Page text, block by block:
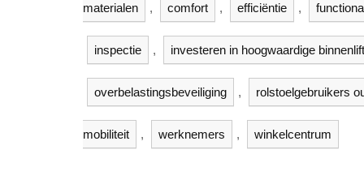
materialen , comfort , efficiëntie ,
inspectie , investeren in hoogwaardige
overbelastingsbeveiliging , rolstoelgebruikers
mobiliteit , werknemers , winkelcentrum